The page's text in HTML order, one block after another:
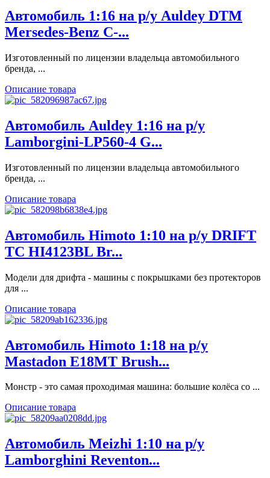
Автомобиль 1:16 на р/у Auldey DTM
Mersedes-Benz C-...
Изготовленный по лицензии владельца автомобильного
бренда, ...
Описание товара
Автомобиль Auldey 1:16 на р/у
Lamborgini-LP560-4 G...
Изготовленный по лицензии владельца автомобильного
бренда, ...
Описание товара
Автомобиль Himoto 1:10 на р/у DRIFT
TC HI4123BL Br...
Модели для дрифта - машины с покрышками без протекторов
для ...
Описание товара
Автомобиль Himoto 1:18 на р/у
Mastadon E18MT Brush...
Монстр - это самая проходимая машина: большие колёса со ...
Описание товара
Автомобиль Meizhi 1:10 на р/у
Lamborghini Reventon...